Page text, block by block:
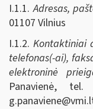
I.1.1.Adresas,
01107 Vilnius
I.1.2. Kontaktiniai
telefonas(-ai),
elektroninė
Panavienė,